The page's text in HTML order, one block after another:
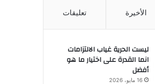
الأخيرة تعليقات
ليست الحرية غياب الالتزامات
انما القدرة على اختيار ما هو
أفضل
16 مايو، 2026